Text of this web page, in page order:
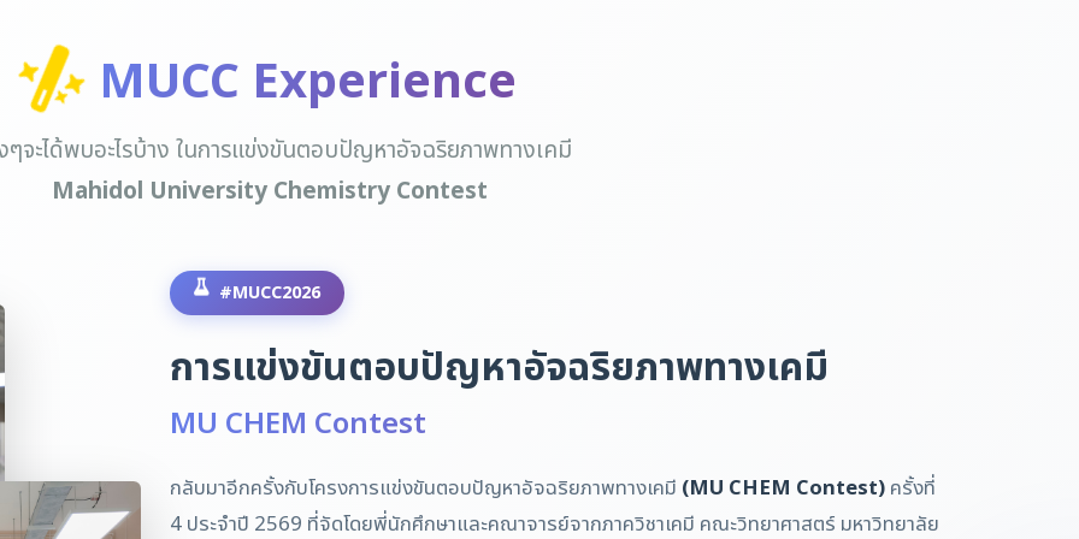
MUCC Experience
จะได้พบอะไรบ้าง ในการแข่งขันตอบปัญหาอัจฉริยภาพทางเคมี
Mahidol University Chemistry Contest
#MUCC2026
การแข่งขันตอบปัญหาอัจฉริยภาพทางเคมี
MU CHEM Contest
กลับมาอีกครั้งกับโครงการแข่งขันตอบปัญหาอัจฉริยภาพทางเคมี (MU CHEM Contest)ครั้งที่
4 ประจำปี 2569 ที่จัดโดยพี่นักศึกษาและคณาจารย์จากภาควิชาเคมี คณะวิทยาศาสตร์ มหาวิทยาลัย